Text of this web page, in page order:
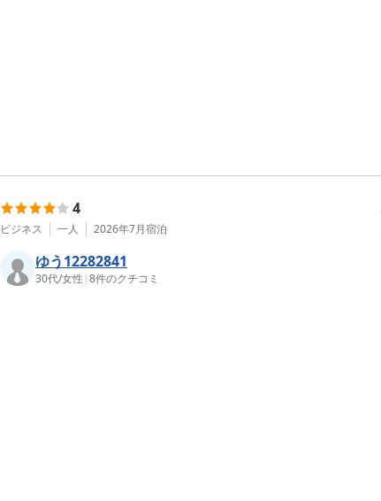
4
ビジネス 一人 2026年7月宿泊
ゆう12282841
30代/女性 |8件のクチコミ